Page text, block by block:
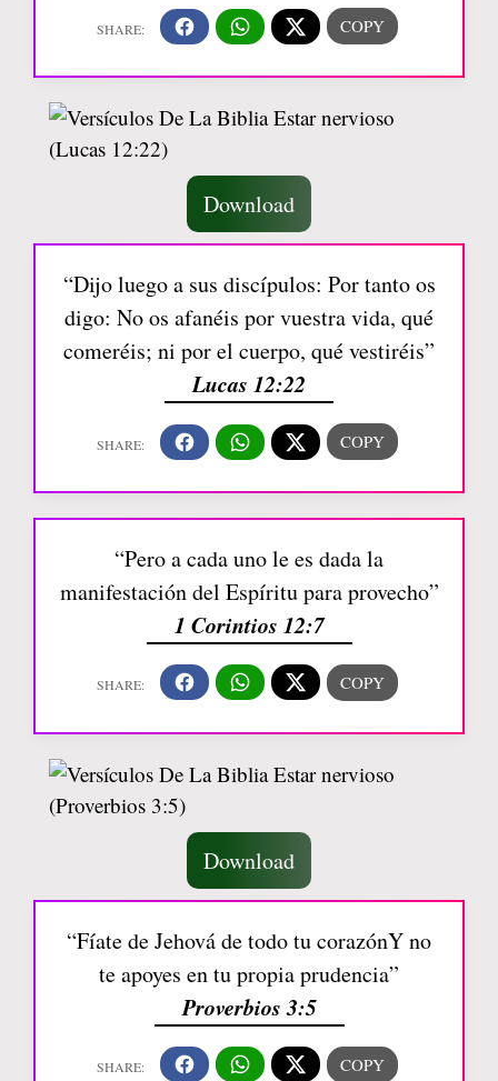
Download
“Dijo luego a sus discípulos: Por tanto os
digo: No os afanéis por vuestra vida, qué
comeréis; ni por el cuerpo, qué vestiréis”
Lucas 12:22
“Pero a cada uno le es dada la
manifestación del Espíritu para provecho”
1 Corintios 12:7
Download
“Fíate de Jehová de todo tu corazónY no
te apoyes en tu propia prudencia”
Proverbios 3:5